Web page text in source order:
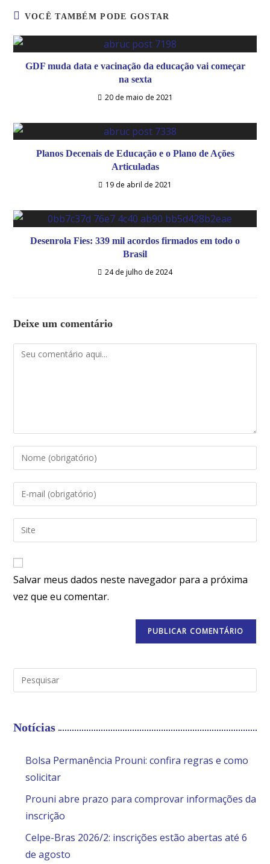
VOCÊ TAMBÉM PODE GOSTAR
GDF muda data e vacinação da educação vai começar
na sexta
20 de maio de 2021
Planos Decenais de Educação e o Plano de Ações
Articuladas
19 de abril de 2021
Desenrola Fies: 339 mil acordos firmados em todo o
Brasil
24 de julho de 2024
Deixe um comentário
Salvar meus dados neste navegador para a próxima
vez que eu comentar.
Notícias
Bolsa Permanência Prouni: confira regras e como
solicitar
Prouni abre prazo para comprovar informações da
inscrição
Celpe-Bras 2026/2: inscrições estão abertas até 6
de agosto